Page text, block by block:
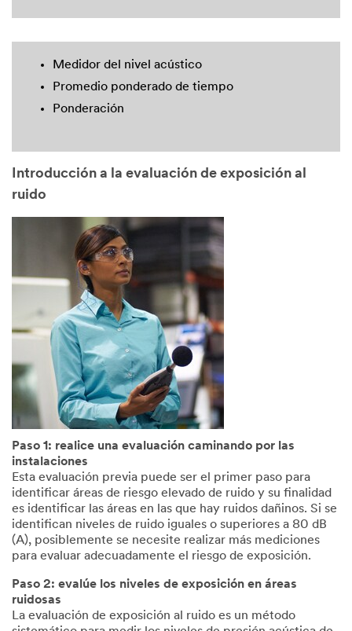
Medidor del nivel acústico
Promedio ponderado de tiempo
Ponderación
Introducción a la evaluación de exposición al
ruido
Paso 1: realice una evaluación caminando por las
instalaciones
Esta evaluación previa puede ser el primer paso para
identificar áreas de riesgo elevado de ruido y su finalidad
es identificar las áreas en las que hay ruidos dañinos. Si se
identifican niveles de ruido iguales o superiores a 80 dB
(A), posiblemente se necesite realizar más mediciones
para evaluar adecuadamente el riesgo de exposición.
Paso 2: evalúe los niveles de exposición en áreas
ruidosas
La evaluación de exposición al ruido es un método